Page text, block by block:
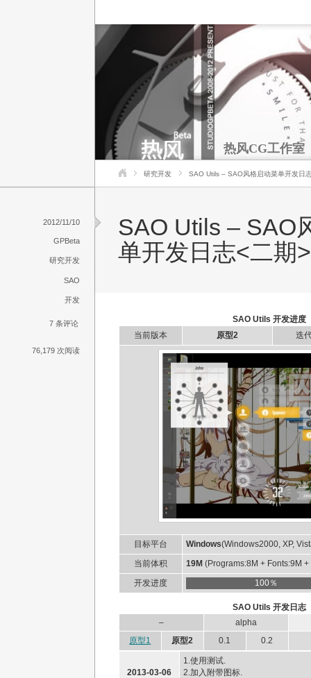
热风CG工作室
研究开发 SAO Utils – SAO风格启动菜单开发日
SAO Utils – SAO
单开发日志<二期
SAO Utils 开发进度
当前版本
原型2 迭
目标平台 Windows(Windows2000, XP,
当前体积
19M (Programs:8M + Fonts:9M
开发进度
100％
SAO Utils 开发日志
–
alpha
原型1
原型2 0.1 0.2
2013-03-06
1.使用测试.
2.加入附带图标.
2012/11/10
GPBeta
研究开发
SAO
开发
7 条评论
76,179 次阅读